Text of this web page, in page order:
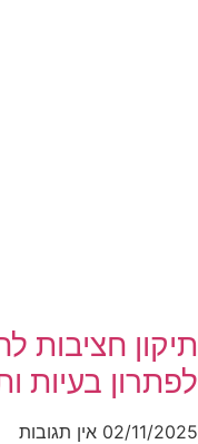
תיקון
לפתרון בעיות
02/11/2025 אין תגובות